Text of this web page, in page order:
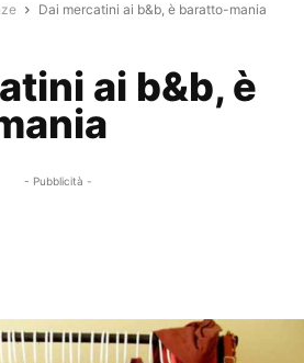
Dai mercatini ai b&b, è baratto-mania
ai b&b, è
- Pubblicità -